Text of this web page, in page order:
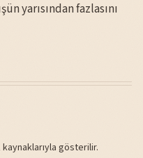
yarısından fazlasını
gösterilir.